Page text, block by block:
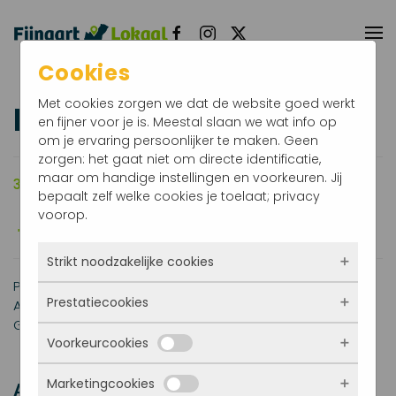
Kerkdienst
30 juli 2023 10.00 uur De Dorpskerk
Predikant: Ds. J.M. Wildschut uit Rockanje.
Ambtsdrager van dienst: Adri de Vrij.
Gastvrouw: Wilma Deijkers.
Advertenties
Cookies
Met cookies zorgen we dat de website goed werkt
en fijner voor je is. Meestal slaan we wat info op
om je ervaring persoonlijker te maken. Geen
zorgen: het gaat niet om directe identificatie,
maar om handige instellingen en voorkeuren. Jij
bepaalt zelf welke cookies je toelaat; privacy
voorop.
Strikt noodzakelijke cookies
Deze cookies zorgen ervoor dat de website
überhaupt werkt. Ze zijn dus altijd actief en
kunnen niet worden uitgezet. Meestal worden
ze alleen geplaatst als jij iets doet, zoals
inloggen, een formulier invullen of je
Prestatiecookies
Met deze cookies zien we hoe vaak onze site
bezocht wordt, waar bezoekers vandaan
komen en welke pagina’s populair zijn. Zo
Voorkeurcookies
Deze cookies onthouden jouw voorkeuren.
Marketingcookies